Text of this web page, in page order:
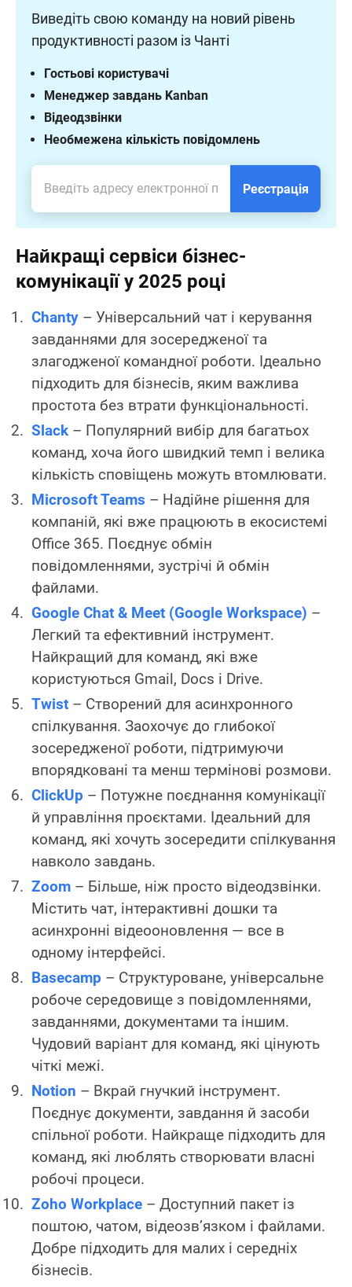
Виведіть свою команду на новий рівень
продуктивності разом із Чанті
Необмежена кількість повідомлень
Відеодзвінки
Менеджер завдань Kanban
Гостьові користувачі
Реєстрація
Найкращі сервіси бізнес-
комунікації у 2025 році
Chanty – Універсальний чат і керування
завданнями для зосередженої та
злагодженої командної роботи. Ідеально
підходить для бізнесів, яким важлива
простота без втрати функціональності.
Slack – Популярний вибір для багатьох
команд, хоча його швидкий темп і велика
кількість сповіщень можуть втомлювати.
Microsoft Teams – Надійне рішення для
компаній, які вже працюють в екосистемі
Office 365. Поєднує обмін
повідомленнями, зустрічі й обмін
файлами.
Google Chat & Meet (Google Workspace) –
Легкий та ефективний інструмент.
Найкращий для команд, які вже
користуються Gmail, Docs і Drive.
Twist – Створений для асинхронного
спілкування. Заохочує до глибокої
зосередженої роботи, підтримуючи
впорядковані та менш термінові розмови.
ClickUp – Потужне поєднання комунікації
й управління проєктами. Ідеальний для
команд, які хочуть зосередити спілкування
навколо завдань.
Zoom – Більше, ніж просто відеодзвінки.
Містить чат, інтерактивні дошки та
асинхронні відеооновлення — все в
одному інтерфейсі.
Basecamp – Структуроване, універсальне
робоче середовище з повідомленнями,
завданнями, документами та іншим.
Чудовий варіант для команд, які цінують
чіткі межі.
Notion – Вкрай гнучкий інструмент.
Поєднує документи, завдання й засоби
спільної роботи. Найкраще підходить для
команд, які люблять створювати власні
робочі процеси.
Zoho Workplace – Доступний пакет із
поштою, чатом, відеозв’язком і файлами.
Добре підходить для малих і середніх
бізнесів.